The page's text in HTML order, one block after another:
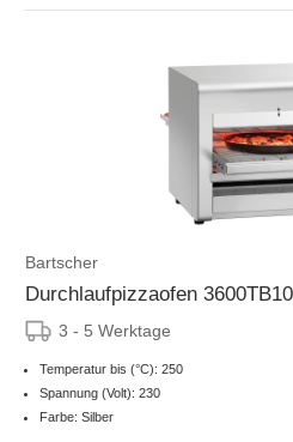
Bartscher
Durchlaufpizzaofen 3600TB10
3 - 5 Werktage
Temperatur bis (°C): 250
Spannung (Volt): 230
Farbe: Silber